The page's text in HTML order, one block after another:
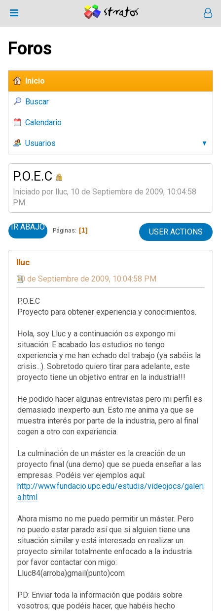
Foros
Inicio
Buscar
Calendario
Usuarios
P.O.E.C
Iniciado por lluc, 10 de Septiembre de 2009, 10:04:58
PM
IR ABAJO Páginas 1 USER ACTIONS
lluc
10 de Septiembre de 2009, 10:04:58 PM
P.O.E.C
Proyecto para obtener experiencia y conocimientos.
Hola, soy Lluc y a continuación os expongo mi
situación: E acabado los estudios no tengo
experiencia y me han echado del trabajo (ya sabéis la
crisis...). Sobretodo quiero tirar para adelante, este
proyecto tiene un objetivo entrar en la industria!!!
He podido hacer algunas entrevistas pero mi perfil es
demasiado inexperto aun. Esto me anima ya que se
muestra interés por parte de la industria, pero al final
cogen a otro con experiencia.
La culminación de un máster es la creación de un
proyecto final (una demo) que se pueda enseñar a las
empresas. Podéis ver ejemplos aquí:
http://www.fundacio.upc.edu/estudis/videojocs/galeri
a.html
Ahora mismo no me puedo permitir un máster. Pero
no puedo estar parado así que si alguien tiene una
situación similar y está interesado en realizar un
proyecto similar totalmente enfocado a la industria
por favor contactar con migo:
Lluc84(arroba)gmail(punto)com
PD: Enviar toda la información que podáis sobre
vosotros; que podéis hacer, que habéis hecho